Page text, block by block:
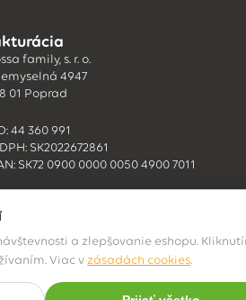
family, s. r. o.
4947
01 Poprad
44 360 991
SK2022672861
SK72 0900 0000 0050 4900 7011
a zlepšovanie eshopu.
Viac vzásadách cookies.